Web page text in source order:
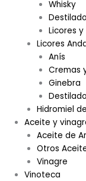
Whisky
Licores y
Licores
Anís
Cremas
Ginebra
Hidromiel
Aceite y
Aceite de
Otros
Vinagre
Vinoteca